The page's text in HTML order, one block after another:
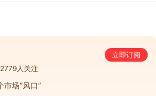
立即订阅
人关注
市场“风口”